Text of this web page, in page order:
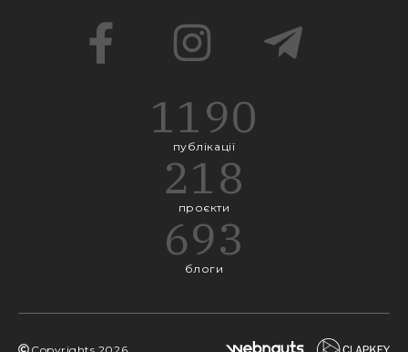
1190
публікації
218
проєкти
693
блоги